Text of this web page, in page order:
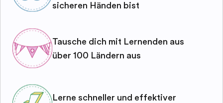
sicheren Händen bist
Tausche dich mit Lernenden aus
über 100 Ländern aus
Lerne schneller und effektiver